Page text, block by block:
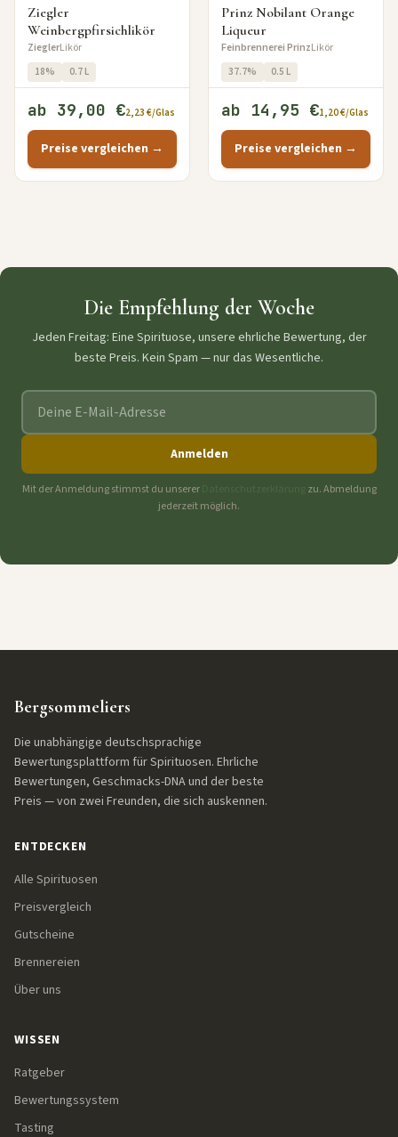
Ziegler
Weinbergpfirsichlikör
ZieglerLikör
18% 0.7 L
ab 39,00 €2,23 €/Glas
Preise vergleichen →
Prinz Nobilant Orange
Liqueur
Feinbrennerei PrinzLikör
37.7% 0.5 L
ab 14,95 €1,20 €/Glas
Preise vergleichen →
Die Empfehlung der Woche
Jeden Freitag: Eine Spirituose, unsere ehrliche Bewertung, der
beste Preis. Kein Spam — nur das Wesentliche.
E-Mail-Adresse
Anmelden
Mit der Anmeldung stimmst du unserer
zu. Abmeldung
jederzeit möglich.
Bergsommeliers
Die unabhängige deutschsprachige
Bewertungsplattform für Spirituosen. Ehrliche
Bewertungen, Geschmacks-DNA und der beste
Preis — von zwei Freunden, die sich auskennen.
ENTDECKEN
Alle Spirituosen
Preisvergleich
Gutscheine
Brennereien
Über uns
WISSEN
Ratgeber
Bewertungssystem
Tasting